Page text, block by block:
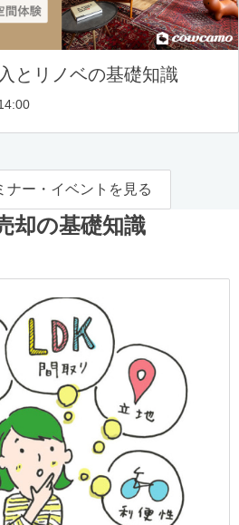
とリノベの基礎知識
ナー・イベントを見る
却の基礎知識